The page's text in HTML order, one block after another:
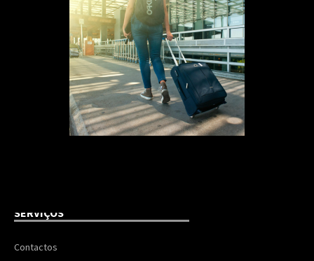
SERVIÇOS
Contactos